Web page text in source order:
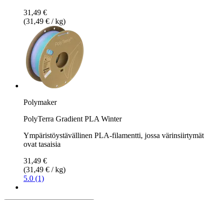
31,49 €
(31,49 € / kg)
Polymaker
PolyTerra Gradient PLA Winter
Ympäristöystävällinen PLA-filamentti, jossa värinsiirtymät
ovat tasaisia
31,49 €
(31,49 € / kg)
5.0 (1)